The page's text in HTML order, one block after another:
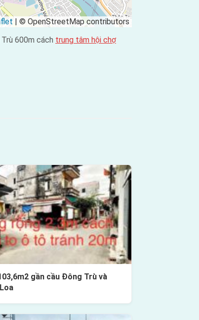
| © OpenStreetMap contributors
600m cách trung tâm hội chợ
gần cầu Đông Trù và